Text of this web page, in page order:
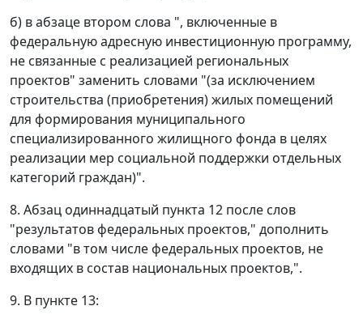
б) в абзаце втором слова ", включенные в
федеральную адресную инвестиционную программу,
не связанные с реализацией региональных
проектов" заменить словами "(за исключением
строительства (приобретения) жилых помещений
для формирования муниципального
специализированного жилищного фонда в целях
реализации мер социальной поддержки отдельных
категорий граждан)".
8. Абзац одиннадцатый пункта 12 после слов
"результатов федеральных проектов," дополнить
словами "в том числе федеральных проектов, не
входящих в состав национальных проектов,".
9. В пункте 13: